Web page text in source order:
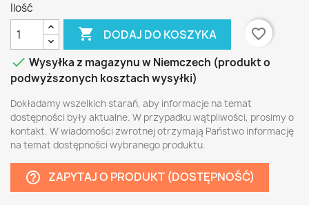
Ilość
 DODAJ DO KOSZYKA
favorite_border
 Wysyłka z magazynu w Niemczech (produkt o
podwyższonych kosztach wysyłki)
Dokładamy wszelkich starań, aby informacje na temat
dostępności były aktualne. W przypadku wątpliwości, prosimy o
kontakt. W wiadomości zwrotnej otrzymają Państwo informację
na temat dostępności wybranego produktu.
help_outline ZAPYTAJ O PRODUKT (DOSTĘPNOŚĆ)